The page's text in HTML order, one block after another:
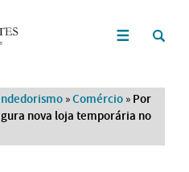
»Comércio » Por
nova loja temporária no